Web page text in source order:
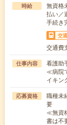
時給
無資格
払い／
手続き
交
交通費
仕事内容
看護助
≪病院
イキン
応募資格
職種未
要
≪無資
書は不